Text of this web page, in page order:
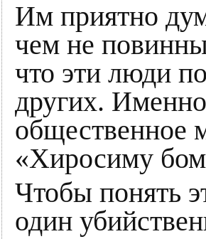
Им приятно
чем не
что эти люди
других.
общественное
«Хиросиму
Чтобы понять
один